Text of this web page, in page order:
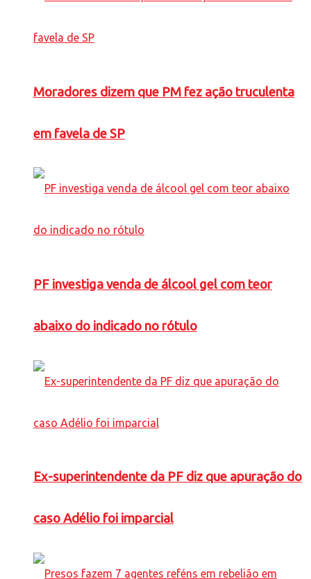
Moradores dizem que PM fez ação truculenta
em favela de SP
PF investiga venda de álcool gel com teor
abaixo do indicado no rótulo
Ex-superintendente da PF diz que apuração do
caso Adélio foi imparcial